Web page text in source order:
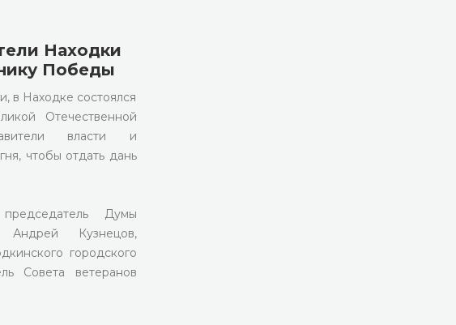
Находки
Победы
в Находке состоялся
Отечественной
власти и
чтобы отдать дань
Думы
Андрей Кузнецов,
городского
Совета ветеранов